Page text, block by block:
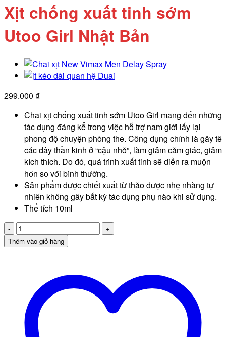
Xịt chống xuất tinh sớm
Utoo Girl Nhật Bản
299.000 ₫
Chai xịt chống xuất tinh sớm Utoo Girl mang đến những
tác dụng đáng kể trong việc hỗ trợ nam giới lấy lại
phong độ chuyện phòng the. Công dụng chính là gây tê
các dây thần kinh ở “cậu nhỏ”, làm giảm cảm giác, giảm
kích thích. Do đó, quá trình xuất tinh sẽ diễn ra muộn
hơn so với bình thường.
Sản phẩm được chiết xuất từ thảo dược nhẹ nhàng tự
nhiên không gây bất kỳ tác dụng phụ nào khi sử dụng.
Thể tích 10ml
Xịt
chống
xuất
Nhật
Bản
Thêm vào giỏ hàng